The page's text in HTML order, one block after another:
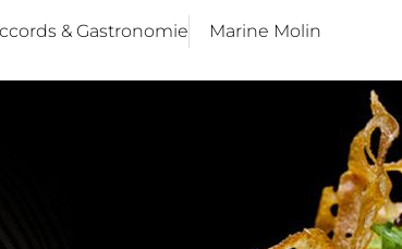
& Gastronomie Marine Molin